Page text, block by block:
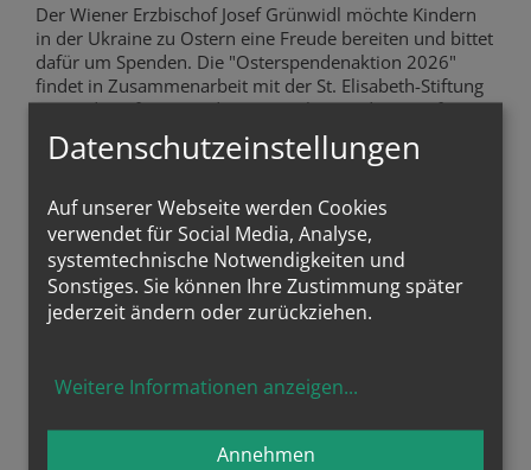
Der Wiener Erzbischof Josef Grünwidl möchte Kindern
in der Ukraine zu Ostern eine Freude bereiten und bittet
dafür um Spenden. Die "Osterspendenaktion 2026"
findet in Zusammenarbeit mit der St. Elisabeth-Stiftung
sowie den Pfarren Baden St. Stephan und St. Josef statt.
"Jede Hilfe zählt und jede und jeder von uns kann einen
Beitrag leisten, um zu helfen und Not zu lindern", so
Gerade die Kinder zählten zu den besonders
verletzlichen Opfern des Krieges. Sie hätten aber ein
Recht auf ein Aufwachsen in Frieden und Geborgenheit.
"An Gewalt, Ungerechtigkeit und Krieg dürfen wir uns
niemals gewöhnen", so Erzbischof Grünwidl. Mit jeder
stärker ist als das Böse und dass der Wille zum Frieden
Datenschutzeinstellungen
Auf unserer Webseite werden Cookies
verwendet für Social Media, Analyse,
systemtechnische Notwendigkeiten und
Sonstiges. Sie können Ihre Zustimmung später
jederzeit ändern oder zurückziehen.
Weitere Informationen anzeigen...
Annehmen